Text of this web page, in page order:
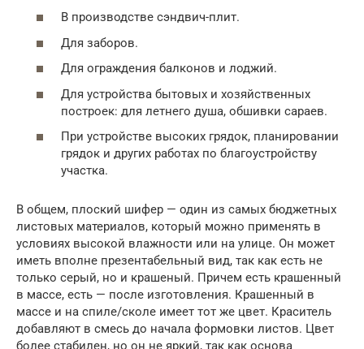
В производстве сэндвич-плит.
Для заборов.
Для ограждения балконов и лоджий.
Для устройства бытовых и хозяйственных
построек: для летнего душа, обшивки сараев.
При устройстве высоких грядок, планировании
грядок и других работах по благоустройству
участка.
В общем, плоский шифер — один из самых бюджетных
листовых материалов, который можно применять в
условиях высокой влажности или на улице. Он может
иметь вполне презентабельный вид, так как есть не
только серый, но и крашеный. Причем есть крашенный
в массе, есть — после изготовления. Крашенный в
массе и на спиле/сколе имеет тот же цвет. Краситель
добавляют в смесь до начала формовки листов. Цвет
более стабилен, но он не яркий, так как основа